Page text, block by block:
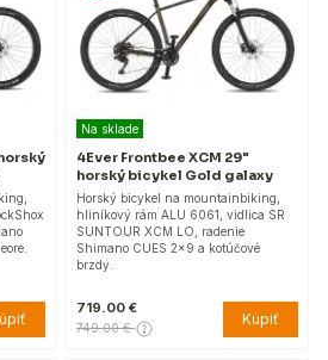
Na sklade
4Ever Frontbee XCM 29"
horský bicykel Gold galaxy
Horský bicykel na mountainbiking,
hliníkový rám ALU 6061, vidlica SR
SUNTOUR XCM LO, radenie
Shimano CUES 2x9 a kotúčové
brzdy.
719.00 €
749.00 € Kúpiť